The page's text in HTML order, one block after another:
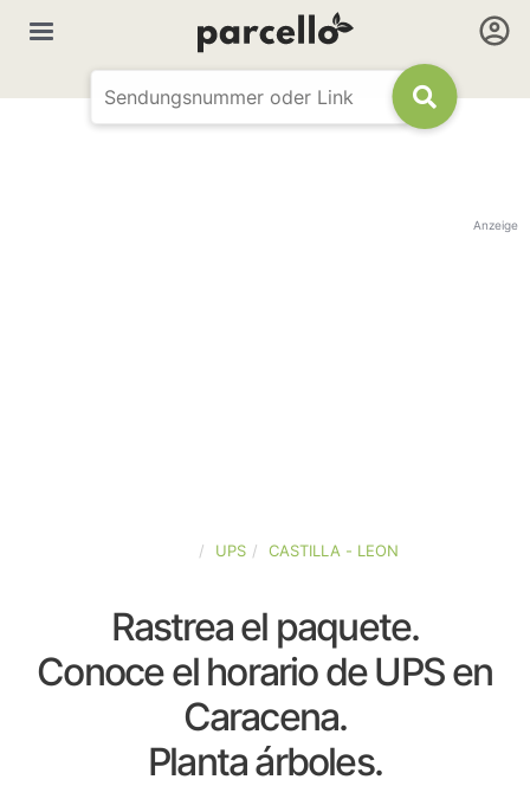
Anzeige
UPS CASTILLA - LEON
Rastrea el paquete.
Conoce el horario de UPS en
Caracena.
Planta árboles.